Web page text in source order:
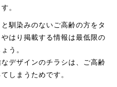
。
馴染みのないご高齢の方をタ
はり掲載する情報は最低限の
う。
デザインのチラシは、ご高齢
しまうためです。